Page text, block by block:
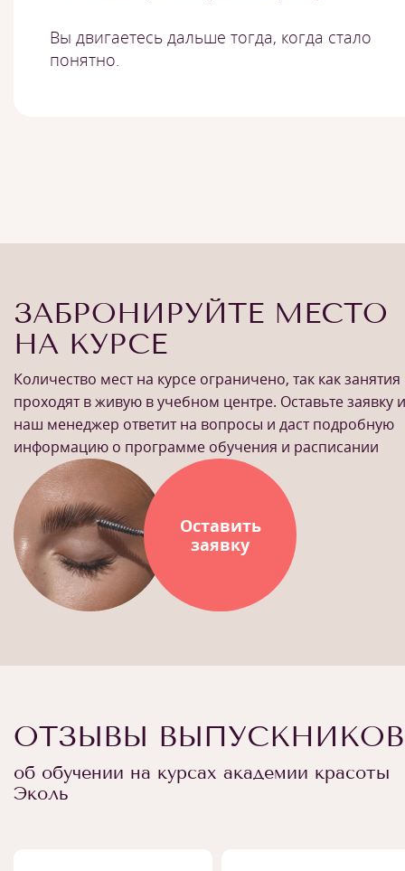
Вы двигаетесь дальше тогда, когда стало
понятно.
ЗАБРОНИРУЙТЕ МЕСТО
НА КУРСЕ
Количество мест на курсе ограничено, так как занятия
проходят в живую в учебном центре. Оставьте заявку и
наш менеджер ответит на вопросы и даст подробную
информацию о программе обучения и расписании
Оставить
заявку
ОТЗЫВЫ ВЫПУСКНИКОВ
об обучении на курсах академии красоты
Эколь